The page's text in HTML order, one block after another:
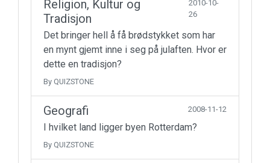
Religion, Kultur og
Tradisjon
2010-10-
26
Det bringer hell å få brødstykket som har
en mynt gjemt inne i seg på julaften. Hvor er
dette en tradisjon?
By QUIZSTONE
Geografi 2008-11-12
I hvilket land ligger byen Rotterdam?
By QUIZSTONE